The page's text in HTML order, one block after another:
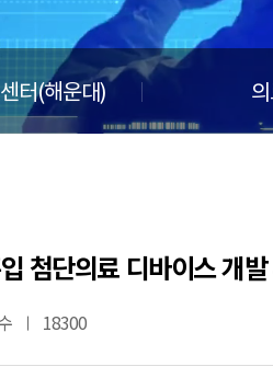
터(해운대)
첨단의료 디바이스 개
18300